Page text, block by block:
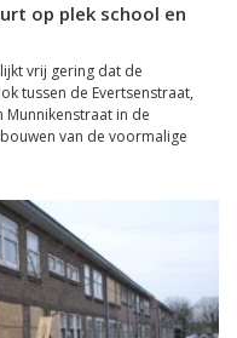
op plek school en
vrij gering dat de
tussen de Evertsenstraat,
in de
van de voormalige